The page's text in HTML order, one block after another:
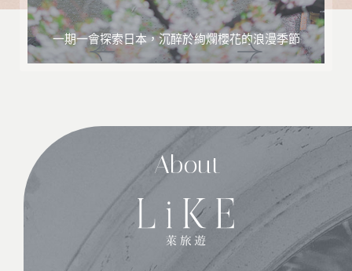
一期一會探索日本，沉醉於絢爛櫻花的浪漫季節
About